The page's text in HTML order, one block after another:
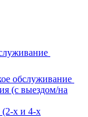
обслуживание
(с выездом/на
х и 4-х